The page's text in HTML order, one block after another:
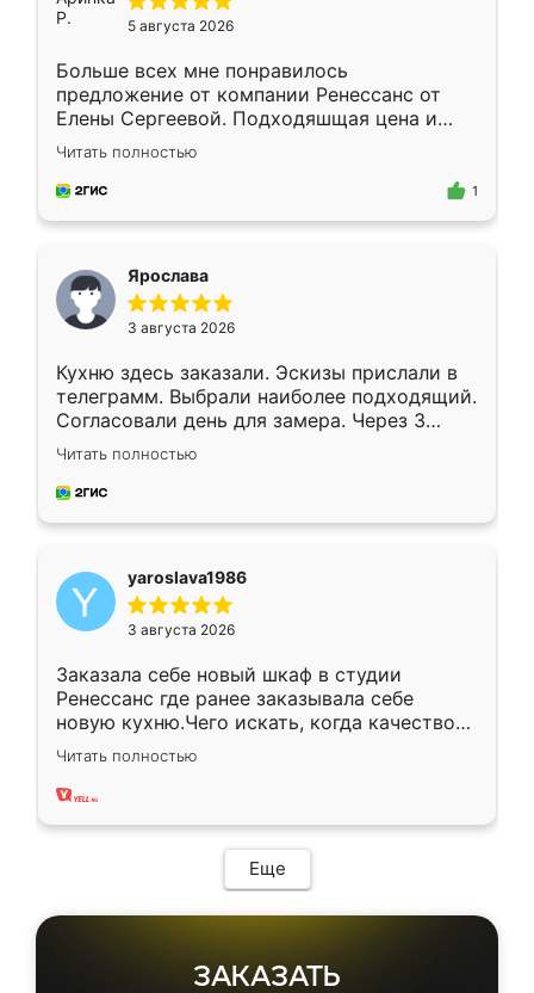
5 августа 2026
Больше всех мне понравилось
предложение от компании Ренессанс от
Елены Сергеевой. Подходяшщая цена и
короткие сроки изготовления. Приехавший
для замера сотрудник Владислав
предложил по моему эскизу самый
Читать полностью
1
Ярослава
3 августа 2026
Кухню здесь заказали. Эскизы прислали в
телеграмм. Выбрали наиболее подходящий.
Согласовали день для замера. Через 3
недели кухня была уже готова. Остались
довольны работой. Спасибо Ренессанс
мебель за качественную работу!
Читать полностью
yaroslava1986
3 августа 2026
Заказала себе новый шкаф в студии
Ренессанс где ранее заказывала себе
новую кухню.Чего искать, когда качеством
вполне довольна. Служит кухня уже почти
два года, нареканий нет.
Читать полностью
Еще
ЗАКАЗАТЬ